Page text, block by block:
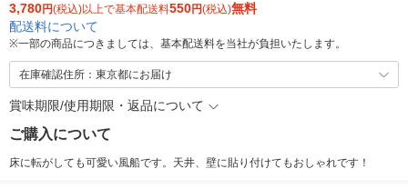
3,780円(税込)以上で基本配送料550円(税込)無料
配送料について
※一部の商品につきましては、基本配送料を当社が負担いたします。
在庫確認住所：東京都にお届け
賞味期限/使用期限・返品について
ご購入について
床に転がしても可愛い風船です。天井、壁に貼り付けてもおしゃれです！